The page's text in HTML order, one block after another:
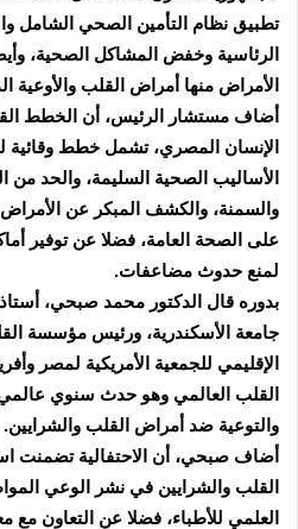
تطبيق نظام التأمين الصحي الشامل
الرئاسية وخفض المشاكل الصحية،
الأمراض منها أمراض القلب والأوعية
أضاف مستشار الرئيس، أن الخطط
الإنسان المصري، تشمل خطط وقائية
الأساليب الصحية السليمة، والحد من
والسمنة، والكشف المبكر عن الأمراض
على الصحة العامة، فضلا عن توفير
لمنع حدوث مضاعفات.
بدوره قال الدكتور محمد صبحي،
جامعة الأسكندرية، ورئيس مؤسسة
الإقليمي للجمعية الأمريكية لمصر
القلب العالمي وهو حدث سنوي
والتوعية ضد أمراض القلب والشرايين.
أضاف صبحي، أن الاحتفالية
القلب والشرايين في نشر الوعي
العلمي للأطباء، فضلا عن التعاون